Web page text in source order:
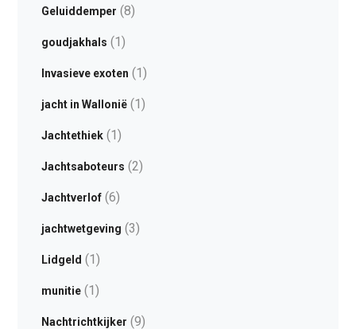
Geluiddemper (8)
goudjakhals (1)
Invasieve exoten (1)
jacht in Wallonië(1)
Jachtethiek(1)
Jachtsaboteurs (2)
Jachtverlof(6)
jachtwetgeving (3)
Lidgeld (1)
munitie(1)
Nachtrichtkijker (9)